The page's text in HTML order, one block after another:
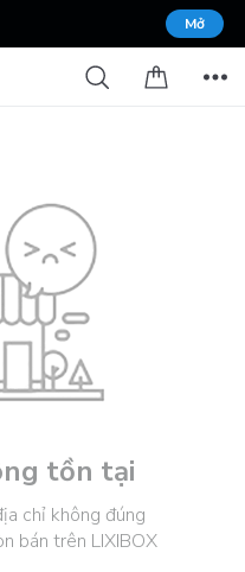
Mở
tồn tại
chỉ không đúng
bán trên LIXIBOX